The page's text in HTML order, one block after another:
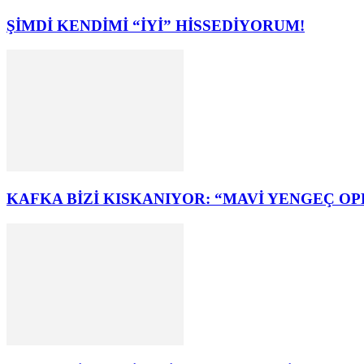
ŞİMDİ KENDİMİ “İYİ” HİSSEDİYORUM!
KAFKA BİZİ KISKANIYOR: “MAVİ YENGEÇ